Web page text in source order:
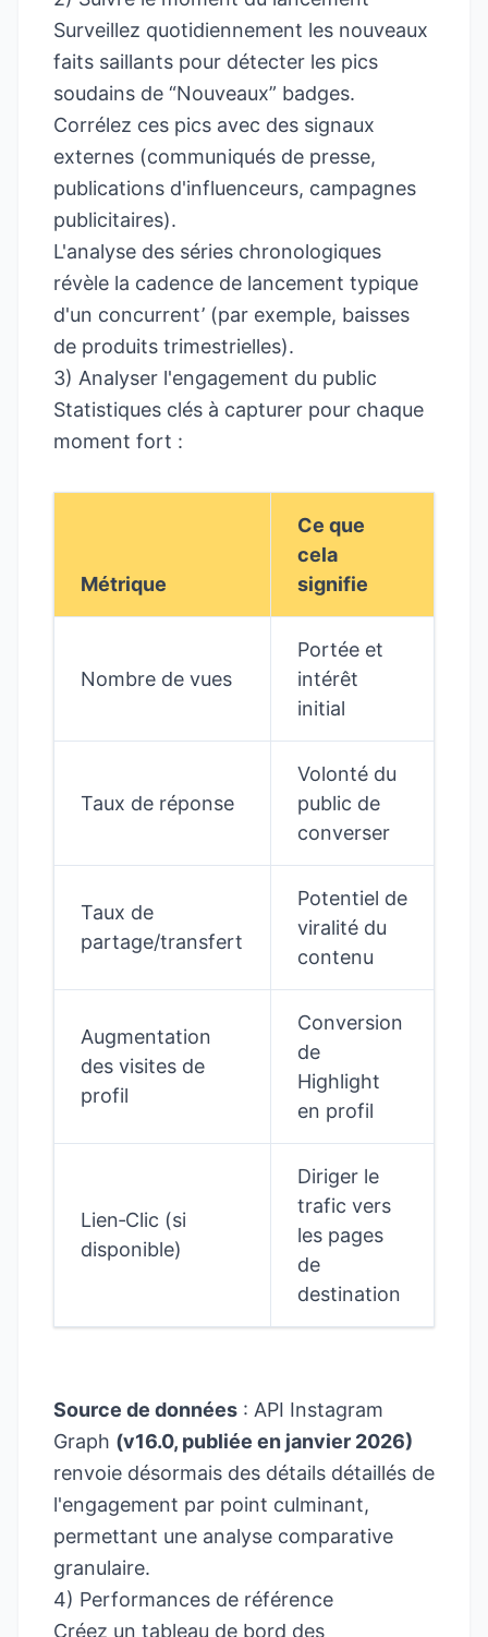
Surveillez quotidiennement les nouveaux
faits saillants pour détecter les pics
soudains de “Nouveaux” badges.
Corrélez ces pics avec des signaux
externes (communiqués de presse,
publications d'influenceurs, campagnes
publicitaires).
L'analyse des séries chronologiques
révèle la cadence de lancement typique
d'un concurrent’ (par exemple, baisses
de produits trimestrielles).
3) Analyser l'engagement du public
Statistiques clés à capturer pour chaque
moment fort :
Métrique
Ce que
cela
signifie
Nombre de vues
Portée et
intérêt
initial
Taux de réponse
Volonté du
public de
converser
Taux de
partage/transfert
Potentiel de
viralité du
contenu
Augmentation
des visites de
profil
Conversion
de
Highlight
en profil
Lien‑Clic (si
disponible)
Diriger le
trafic vers
les pages
de
destination
Source de données : API Instagram
Graph (v16.0, publiée en janvier 2026)
renvoie désormais des détails détaillés de
l'engagement par point culminant,
permettant une analyse comparative
granulaire.
4) Performances de référence
Créez un tableau de bord des